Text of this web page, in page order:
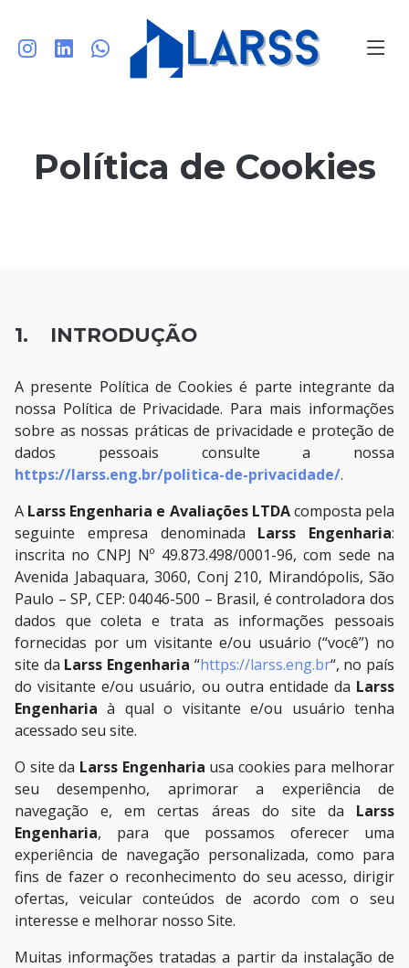
Política de Cookies
1. INTRODUÇÃO
A presente Política de Cookies é parte integrante da
nossa Política de Privacidade. Para mais informações
sobre as nossas práticas de privacidade e proteção de
dados pessoais consulte a nossa
https://larss.eng.br/politica-de-privacidade/.
A Larss Engenharia e Avaliações LTDAcomposta pela
seguinte empresa denominada Larss Engenharia:
inscrita no CNPJ Nº 49.873.498/0001-96, com sede na
Avenida Jabaquara, 3060, Conj 210, Mirandópolis, São
Paulo – SP, CEP: 04046-500 – Brasil, é controladora dos
dados que coleta e trata as informações pessoais
fornecidas por um visitante e/ou usuário (“você”) no
site da Larss Engenharia “https://larss.eng.br“, no país
do visitante e/ou usuário, ou outra entidade da Larss
Engenhariaà qual o visitante e/ou usuário tenha
acessado seu site.
O site da Larss Engenharia usa cookies para melhorar
seu desempenho, aprimorar a experiência de
navegação e, em certas áreas do site da Larss
Engenharia, para que possamos oferecer uma
experiência de navegação personalizada, como para
fins de fazer o reconhecimento do seu acesso, dirigir
ofertas, veicular conteúdos de acordo com o seu
interesse e melhorar nosso Site.
Muitas informações tratadas a partir da instalação de